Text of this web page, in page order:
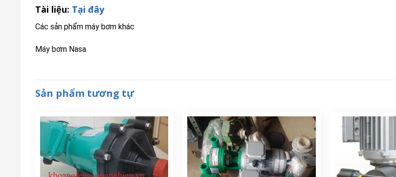
Tài liệu: Tại đây
Các sản phẩm máy bơm khác
Máy bơm Nasa
Sản phẩm tương tự